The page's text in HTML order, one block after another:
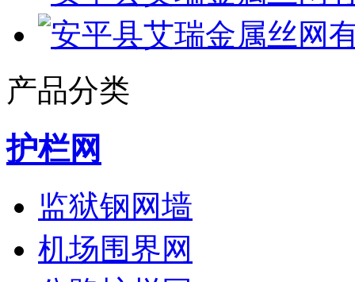
产品分类
护栏网
监狱钢网墙
机场围界网